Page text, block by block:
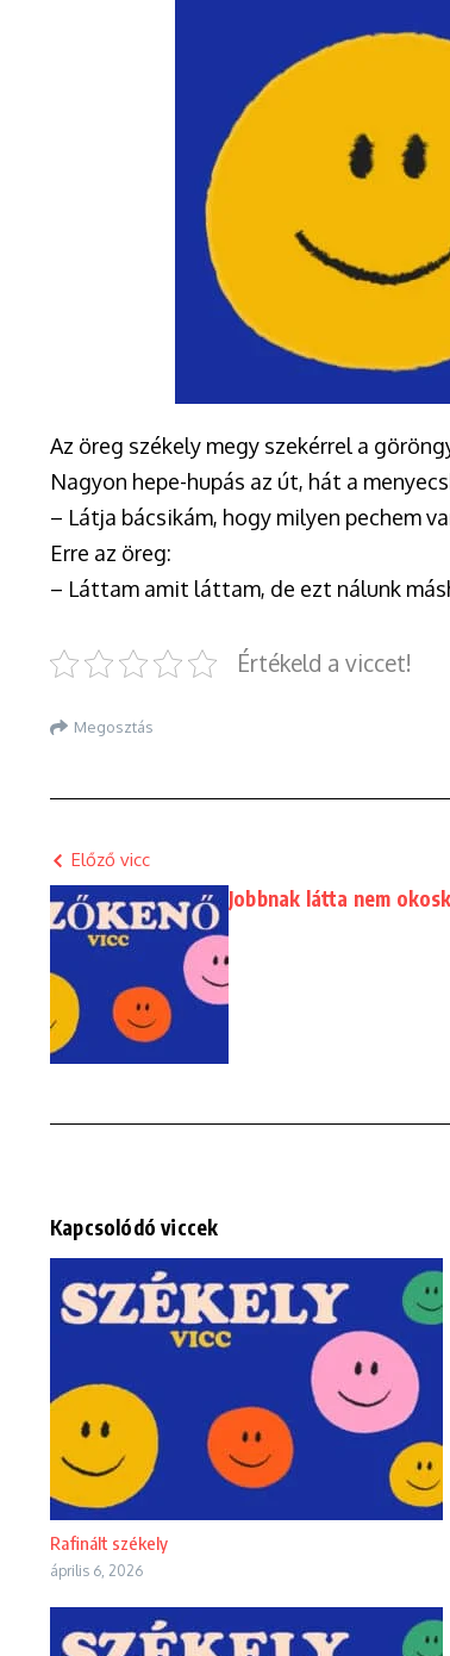
Az öreg székely megy szekérrel a
Nagyon hepe-hupás az út, hát a
– Látja bácsikám, hogy milyen pechem
Erre az öreg:
– Láttam amit láttam, de ezt nálunk
Értékeld a viccet!
Megosztás
Előző vicc
Jobbnak látta nem
Kapcsolódó viccek
Rafinált székely
április 6, 2026